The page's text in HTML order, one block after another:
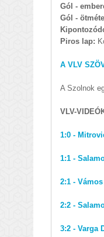
Gól -
Gól -
Piros lap:
A VLV
A Szolnok
VLV-
1:0 -
1:1 -
2:1 -
2:2 -
3:2 - Varga